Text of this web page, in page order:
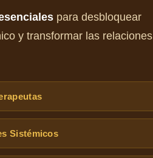
para desbloquear
y transformar las relaciones
Sistémicos